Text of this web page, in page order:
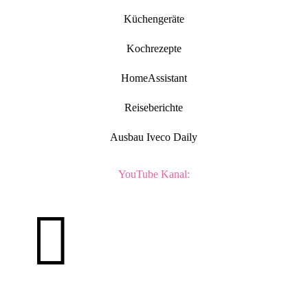
Küchengeräte
Kochrezepte
HomeAssistant
Reiseberichte
Ausbau Iveco Daily
YouTube Kanal:
